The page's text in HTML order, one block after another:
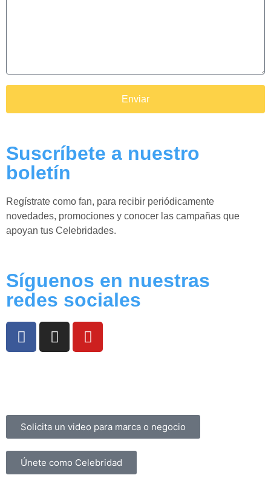
Enviar
Suscríbete a nuestro
boletín
Regístrate como fan, para recibir periódicamente
novedades, promociones y conocer las campañas que
apoyan tus Celebridades.
Síguenos en nuestras
redes sociales
Solicita un video para marca o negocio
Únete como Celebridad